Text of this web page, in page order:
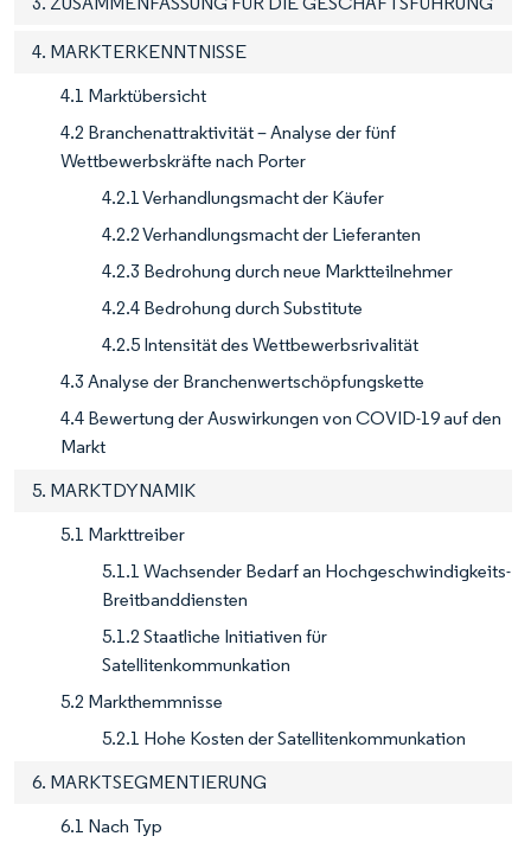
4. MARKTERKENNTNISSE
4.1 Marktübersicht
4.2 Branchenattraktivität – Analyse der fünf
Wettbewerbskräfte nach Porter
4.2.1 Verhandlungsmacht der Käufer
4.2.2 Verhandlungsmacht der Lieferanten
4.2.3 Bedrohung durch neue Marktteilnehmer
4.2.4 Bedrohung durch Substitute
4.2.5 Intensität des Wettbewerbsrivalität
4.3 Analyse der Branchenwertschöpfungskette
4.4 Bewertung der Auswirkungen von COVID-19 auf den
Markt
5. MARKTDYNAMIK
5.1 Markttreiber
5.1.1 Wachsender Bedarf an Hochgeschwindigkeits-
Breitbanddiensten
5.1.2 Staatliche Initiativen für
Satellitenkommunkation
5.2 Markthemmnisse
5.2.1 Hohe Kosten der Satellitenkommunkation
6. MARKTSEGMENTIERUNG
6.1 Nach Typ